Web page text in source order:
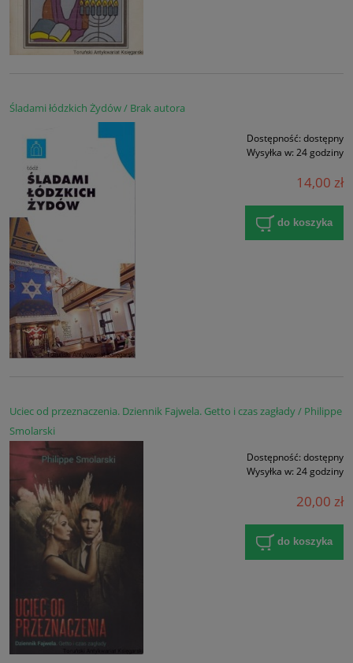
Śladami łódzkich Żydów / Brak autora
Dostępność: dostępny
Wysyłka w: 24 godziny
14,00 zł
do koszyka
Uciec od przeznaczenia. Dziennik Fajwela. Getto i czas zagłady / Philippe
Smolarski
Dostępność: dostępny
Wysyłka w: 24 godziny
20,00 zł
do koszyka